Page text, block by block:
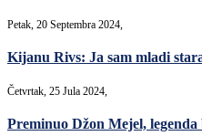
Petak, 20 Septembra 2024,
Kijanu Rivs: Ja sam mladi
Četvrtak, 25 Jula 2024,
Preminuo Džon Mejel,